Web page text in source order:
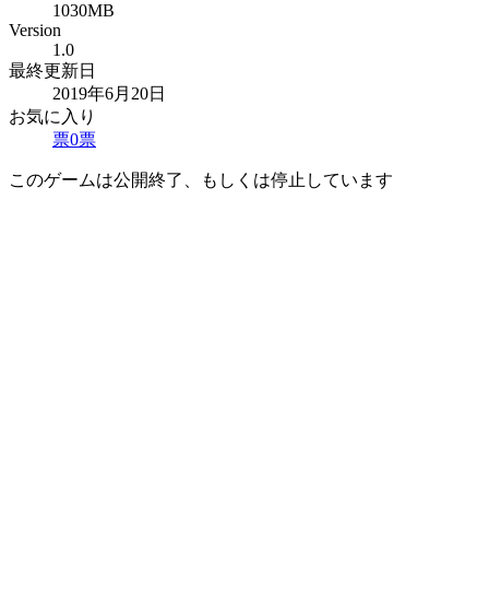
1030MB
Version
1.0
最終更新日
2019年6月20日
お気に入り
票0票
このゲームは公開終了、もしくは停止しています